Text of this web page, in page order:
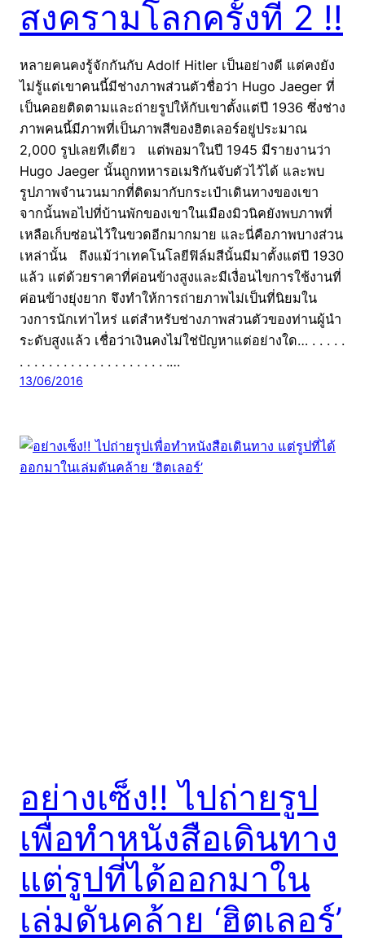
สงครามโลกครั้งที่ 2 !!
หลายคนคงรู้จักกันกับ Adolf Hitler เป็นอย่างดี แต่คงยัง
ไม่รู้แต่เขาคนนี้มีช่างภาพส่วนตัวชื่อว่า Hugo Jaeger ที่
เป็นคอยติดตามและถ่ายรูปให้กับเขาตั้งแต่ปี 1936 ซึ่งช่าง
ภาพคนนี้มีภาพที่เป็นภาพสีของฮิตเลอร์อยู่ประมาณ
2,000 รูปเลยทีเดียว แต่พอมาในปี 1945 มีรายงานว่า
Hugo Jaeger นั้นถูกทหารอเมริกันจับตัวไว้ได้ และพบ
รูปภาพจำนวนมากที่ติดมากับกระเป๋าเดินทางของเขา
จากนั้นพอไปที่บ้านพักของเขาในเมืองมิวนิคยังพบภาพที่
เหลือเก็บซ่อนไว้ในขวดอีกมากมาย และนี่คือภาพบางส่วน
เหล่านั้น ถึงแม้ว่าเทคโนโลยีฟิล์มสีนั้นมีมาตั้งแต่ปี 1930
แล้ว แต่ด้วยราคาที่ค่อนข้างสูงและมีเงื่อนไขการใช้งานที่
ค่อนข้างยุ่งยาก จึงทำให้การถ่ายภาพไม่เป็นที่นิยมใน
วงการนักเท่าไหร่ แต่สำหรับช่างภาพส่วนตัวของท่านผู้นำ
ระดับสูงแล้ว เชื่อว่าเงินคงไม่ใช่ปัญหาแต่อย่างใด… . . . . .
. . . . . . . . . . . . . . . . . . . . .…
13/06/2016
อย่างเซ็ง!! ไปถ่ายรูป
เพื่อทำหนังสือเดินทาง
แต่รูปที่ได้ออกมาใน
เล่มดันคล้าย ‘ฮิตเลอร์’